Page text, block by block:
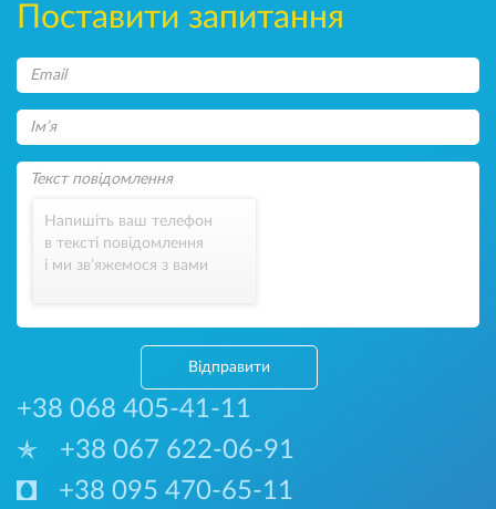
Поставити запитання
Напишіть ваш телефон
в тексті повідомлення
і ми зв’яжемося з вами
Відправити
+38 068 405-41-11
+38 067 622-06-91
+38 095 470-65-11